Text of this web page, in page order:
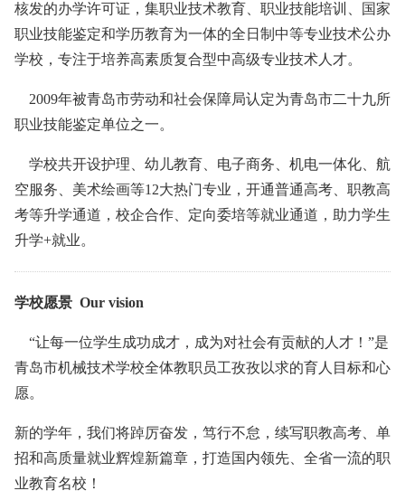
核发的办学许可证，集职业技术教育、职业技能培训、国家
职业技能鉴定和学历教育为一体的全日制中等专业技术公办
学校，专注于培养高素质复合型中高级专业技术人才。
2009年被青岛市劳动和社会保障局认定为青岛市二十九所
职业技能鉴定单位之一。
学校共开设护理、幼儿教育、电子商务、机电一体化、航
空服务、美术绘画等12大热门专业，开通普通高考、职教高
考等升学通道，校企合作、定向委培等就业通道，助力学生
升学+就业。
学校愿景 Our vision
“让每一位学生成功成才，成为对社会有贡献的人才！”是
青岛市机械技术学校全体教职员工孜孜以求的育人目标和心
愿。
新的学年，我们将踔厉奋发，笃行不怠，续写职教高考、单
招和高质量就业辉煌新篇章，打造国内领先、全省一流的职
业教育名校！